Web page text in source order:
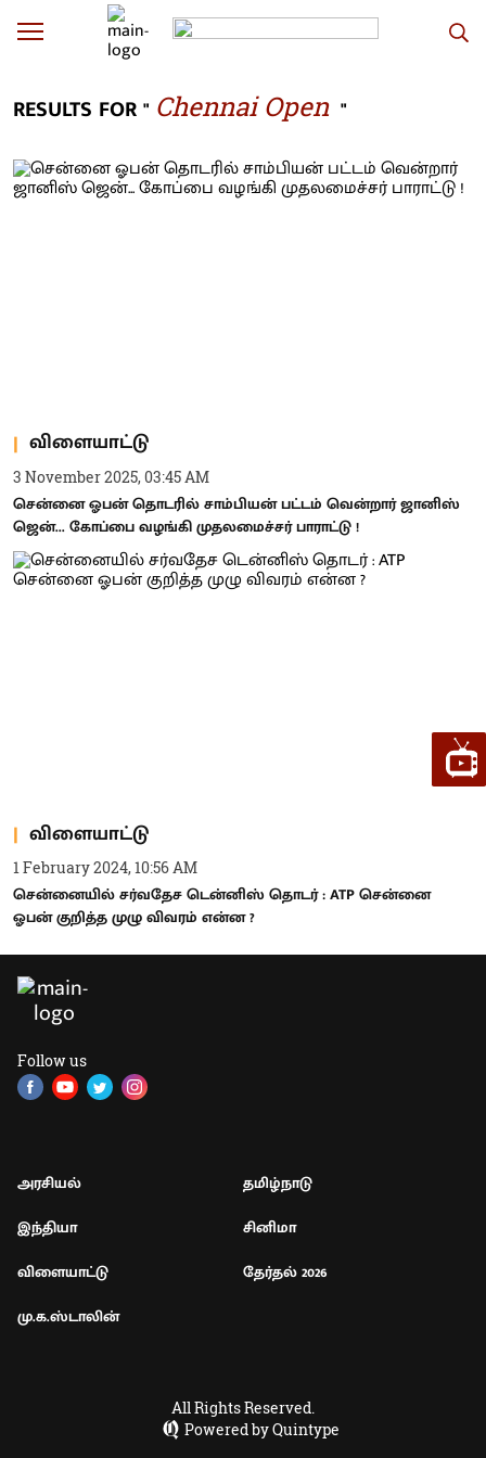
RESULTS FOR " Chennai Open "
விளையாட்டு
3 November 2025, 03:45 AM
சென்னை ஓபன் தொடரில் சாம்பியன் பட்டம் வென்றார் ஜானிஸ்
ஜென்... கோப்பை வழங்கி முதலமைச்சர் பாராட்டு !
விளையாட்டு
1 February 2024, 10:56 AM
சென்னையில் சர்வதேச டென்னிஸ் தொடர் : ATP சென்னை
ஓபன் குறித்த முழு விவரம் என்ன ?
Follow us
அரசியல்
தமிழ்நாடு
இந்தியா
சினிமா
விளையாட்டு
தேர்தல் 2026
மு.க.ஸ்டாலின்
All Rights Reserved.
Powered by Quintype